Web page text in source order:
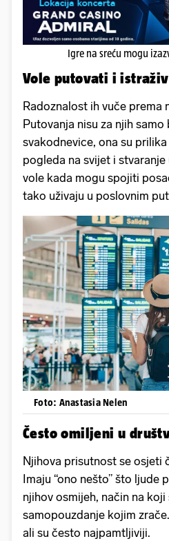
Igre na sreću mogu
Vole putovati i
Radoznalost ih vuče prema
Putovanja nisu za njih samo
svakodnevice, ona su
pogleda na svijet i
vole kada mogu spojiti
tako uživaju u poslovnim
Foto: Anastasia Nelen
Često omiljeni u
Njihova prisutnost se osjeti
Imaju “ono nešto” što ljude
njihov osmijeh, način na
samopouzdanje kojim
ali su često najpamtljiviji.